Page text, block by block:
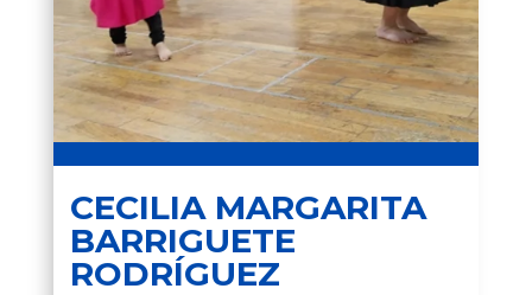
CECILIA MARGARITA
BARRIGUETE
RODRÍGUEZ